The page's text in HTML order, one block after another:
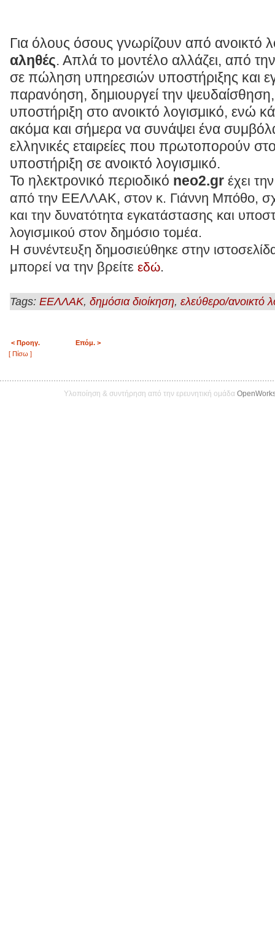
Για όλους όσους γνωρίζουν από ανοικτό
αληθές. Απλά το μοντέλο αλλάζει, από
σε πώληση υπηρεσιών υποστήριξης και
παρανόηση, δημιουργεί την ψευδαίσθηση,
υποστήριξη στο ανοικτό λογισμικό, ενώ
ακόμα και σήμερα να συνάψει ένα
ελληνικές εταιρείες που πρωτοπορούν
υποστήριξη σε ανοικτό λογισμικό.
Το ηλεκτρονικό περιοδικό neo2.gr έχει
από την ΕΕΛΛΑΚ, στον κ. Γιάννη Μπόθο,
και την δυνατότητα εγκατάστασης και
λογισμικού στον δημόσιο τομέα.
Η συνέντευξη δημοσιεύθηκε στην
μπορεί να την βρείτε εδώ.
Tags: EEΛΛΑΚ, δημόσια διοίκηση, ελεύθερο/ανοικτό
< Προηγ.
Επόμ. >
[ Πίσω ]
Υλοποίηση & συντήρηση από την ερευνητική ομάδα